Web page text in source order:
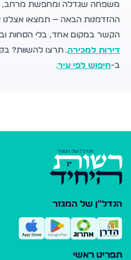
משפחה שגדלה ומחפשת מרחב,
ההזדמנות הבאה — תמצאו אצלנו
הקשר במקום אחד, בלי הסחות
דירות למכירה. תרצו להשוות?
ב-חיפוש לפי עיר.
הנדל"ן של המגזר
תפריט ראשי